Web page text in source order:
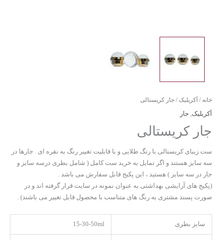
خانه/آکریلیک/ جار کریستالی
آکریلیک,جار
جار کریستالی
ست زیبای کریستالی با رنگ طلایی و با قابلیت تغییر رنگ به نقره ای . جارها در
سه سایز هستند و اگر تمایل به خرید ست کامل ( شامل بطری درسه سایز و
جار در سه سایز ) هستید ، این پکیج قابل سفارش می باشد .
(پکیج های آرایشی بهداشتی به عنوان نمونه در سایت قرار گرفته اند و در
صورت پسند مشتری به رنگ های متناسب با محصول قابل تغییر می باشند) .
سایز بطری 15-30-50ml